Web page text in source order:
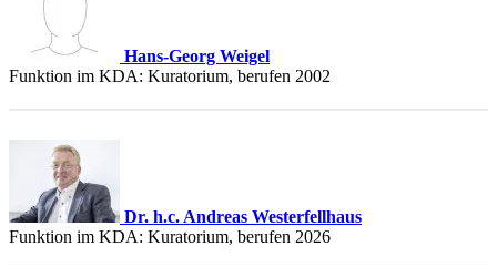
Hans-Georg Weigel
Funktion im KDA: Kuratorium, berufen 2002
Dr. h.c. Andreas Westerfellhaus
Funktion im KDA: Kuratorium, berufen 2026